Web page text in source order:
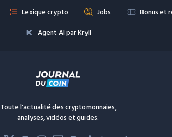
Lexique crypto Jobs Bonus et
Agent AI par Kryll
Toute l'actualité des cryptomonnaies,
analyses, vidéos et guides.